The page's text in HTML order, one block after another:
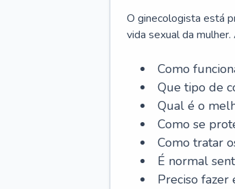
O ginecologista está
vida sexual da
Como
Que tipo de
Qual é o
Como se
Como tratar
É normal
Preciso fazer